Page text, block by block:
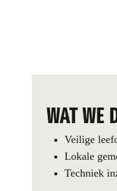
WAT WE
Veilige
Lokale
Techniek